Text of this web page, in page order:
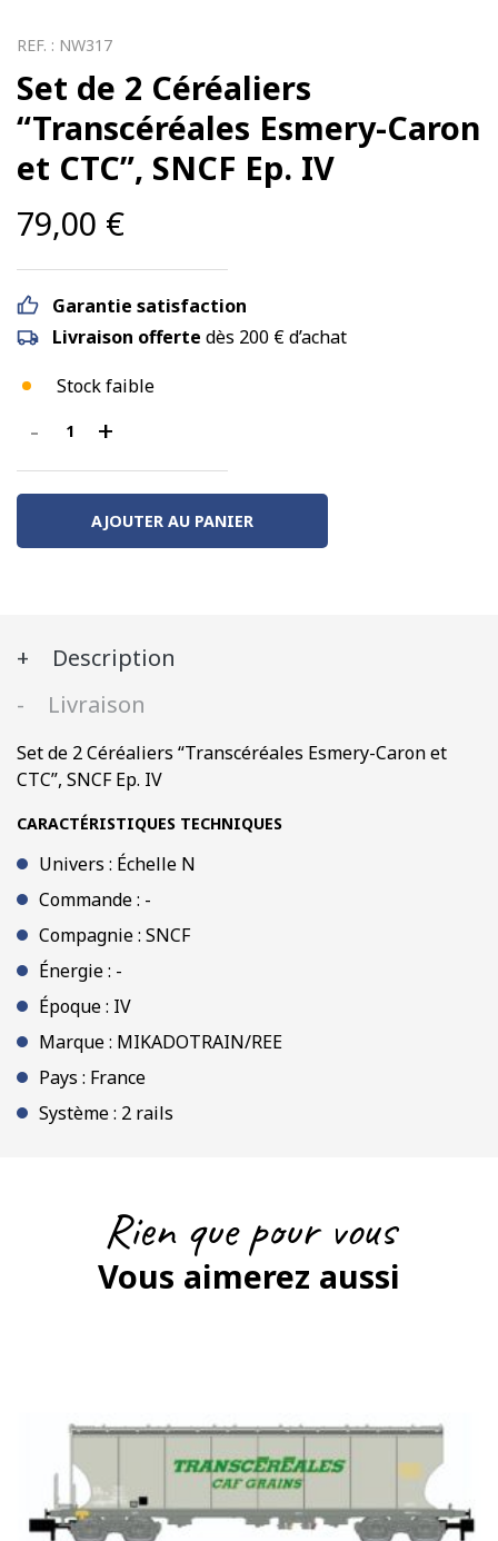
REF. : NW317
Set de 2 Céréaliers
“Transcéréales Esmery-Caron
et CTC”, SNCF Ep. IV
79,00 €
Garantie satisfaction
Livraison offerte dès 200 € d’achat
Stock faible
-
quantité
de
Set
2
Caron
CTC”,
Ep.
IV
+
AJOUTER AU PANIER
Description
Livraison
Set de 2 Céréaliers “Transcéréales Esmery-Caron et
CTC”, SNCF Ep. IV
CARACTÉRISTIQUES TECHNIQUES
Univers : Échelle N
Commande : -
Compagnie : SNCF
Énergie : -
Époque : IV
Marque : MIKADOTRAIN/REE
Pays : France
Système : 2 rails
Rien que pour vous
Vous aimerez aussi